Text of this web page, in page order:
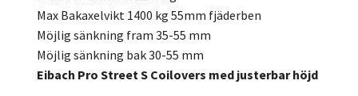
Max Bakaxelvikt 1400 kg 55mm fjäderben
Möjlig sänkning fram 35-55 mm
Möjlig sänkning bak 30-55 mm
Eibach Pro Street S Coilovers med justerbar höjd